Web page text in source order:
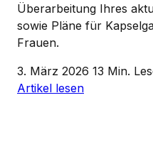
Überarbeitung Ihres
sowie Pläne für
Frauen.
3. März 2026 13 Min.
Artikel lesen